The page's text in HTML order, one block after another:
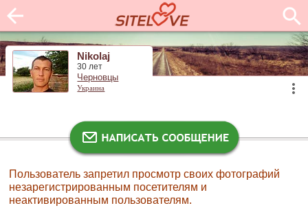
Nikolaj
30 лет
Черновцы
Украина
Пользователь запретил просмотр своих фотографий
незарегистрированным посетителям и
неактивированным пользователям.